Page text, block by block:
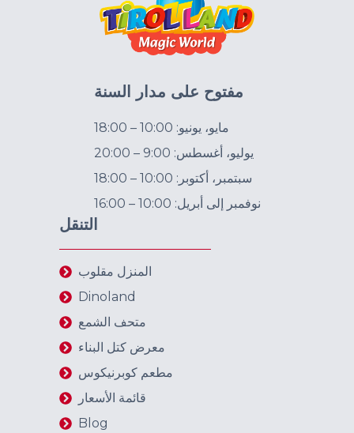
مفتوح على مدار السنة
مايو، يونيو: 10:00 – 18:00
يوليو، أغسطس: 9:00 – 20:00
سبتمبر، أكتوبر: 10:00 – 18:00
نوفمبر إلى أبريل: 10:00 – 16:00
التنقل
المنزل مقلوب
Dinoland
متحف الشمع
معرض كتل البناء
مطعم كوبرنيكوس
قائمة الأسعار
Blog